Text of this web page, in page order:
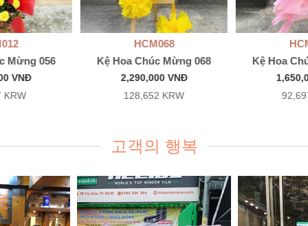
Mừng 056
VNĐ
KRW
HCM068
Kệ Hoa Chúc Mừng 068
2,290,000 VNĐ
128,652 KRW
Kệ Hoa
고객의 행복